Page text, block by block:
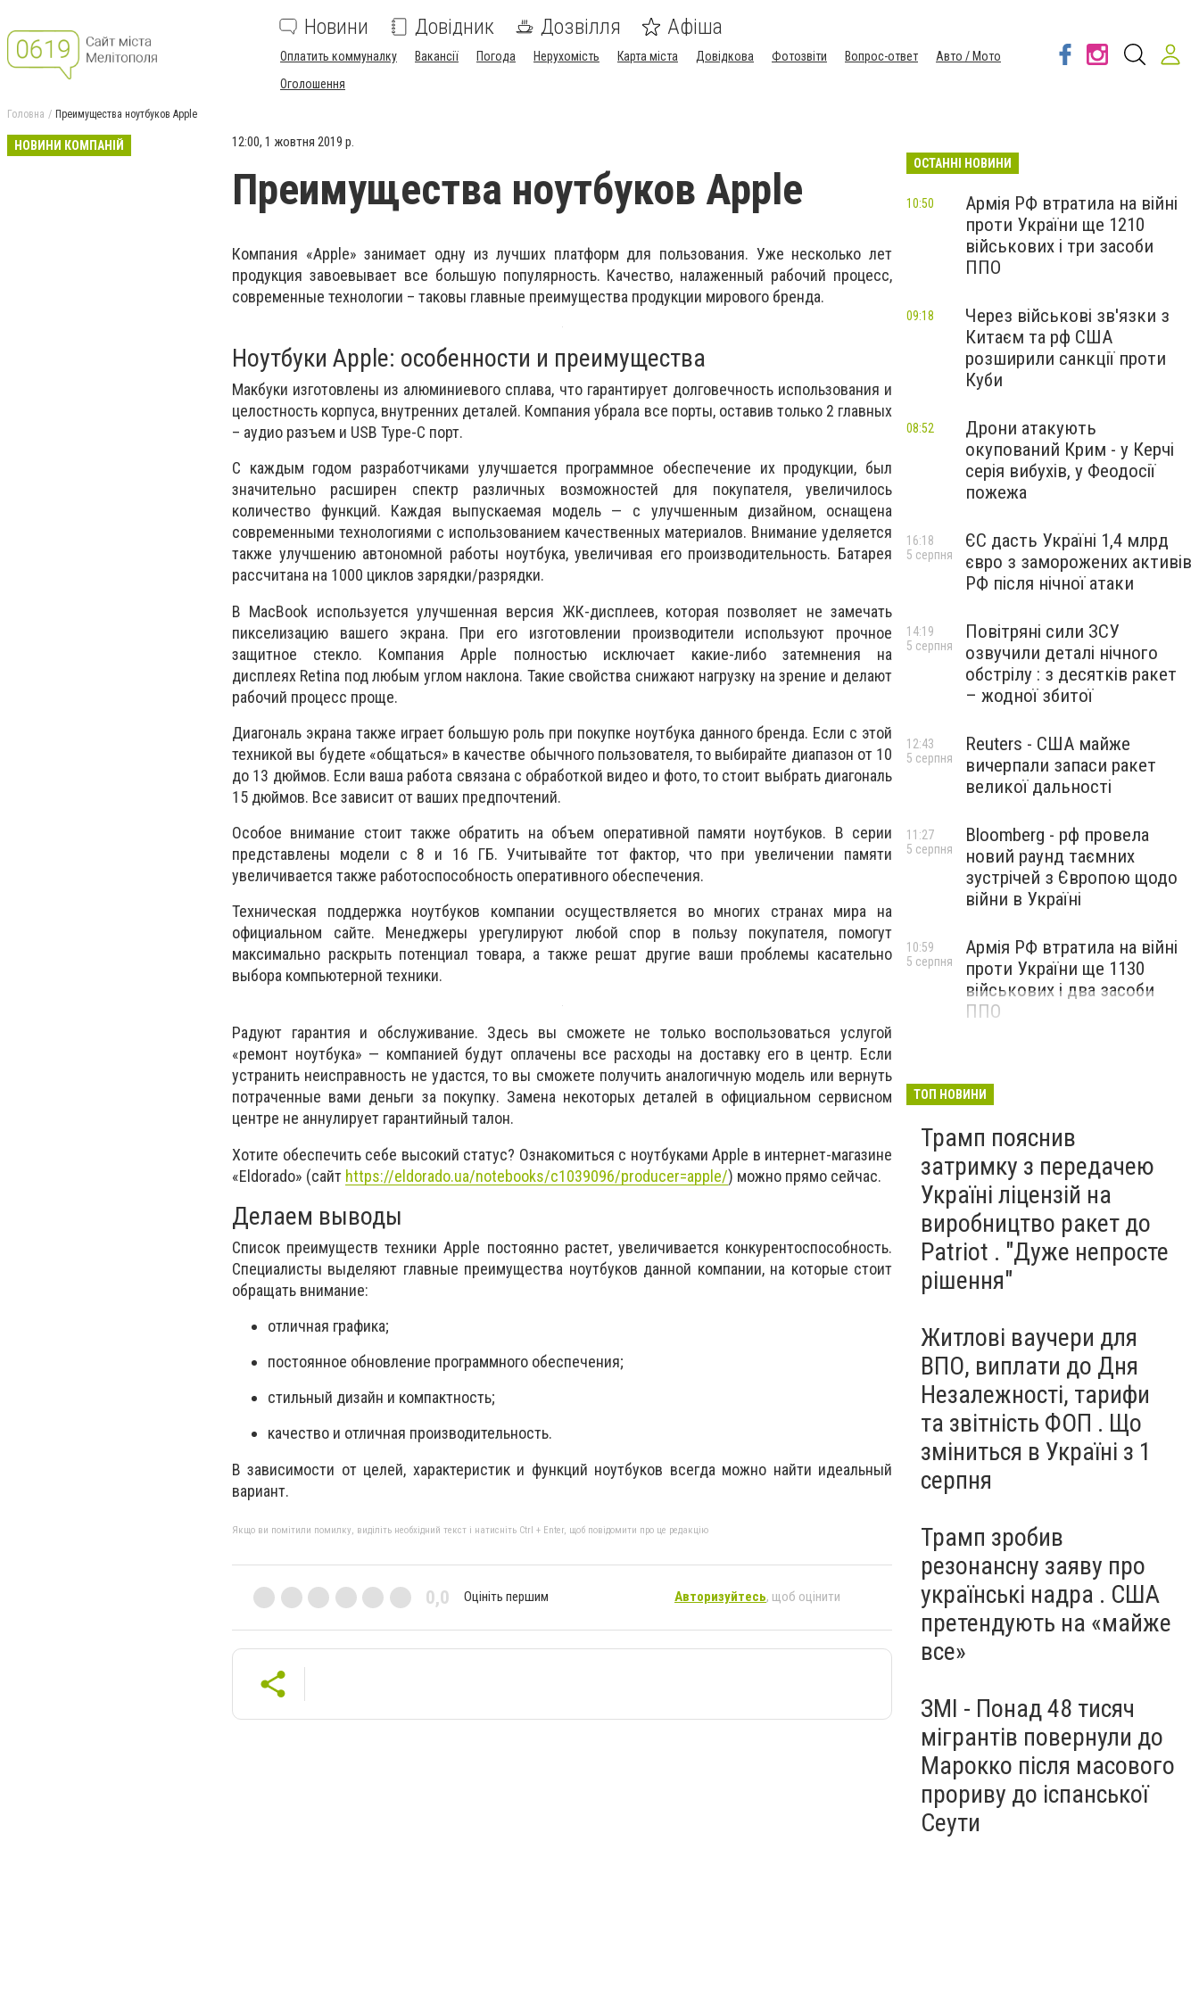
Новини Довідник Дозвілля Афіша
Оплатить коммуналку Вакансії Погода Нерухомість Карта міста Довідкова Фотозвіти Вопрос-ответ
Авто / Мото
Оголошення
Головна Преимущества ноутбуков Apple
НОВИНИ КОМПАНІЙ 12:00, 1 жовтня 2019 р.
Преимущества ноутбуков Apple
Компания «Apple» занимает одну из лучших платформ для пользования. Уже несколько лет
продукция завоевывает все большую популярность. Качество, налаженный рабочий процесс,
современные технологии – таковы главные преимущества продукции мирового бренда.
Ноутбуки Apple: особенности и преимущества
Макбуки изготовлены из алюминиевого сплава, что гарантирует долговечность использования и
целостность корпуса, внутренних деталей. Компания убрала все порты, оставив только 2 главных
– аудио разъем и USB Type-C порт.
С каждым годом разработчиками улучшается программное обеспечение их продукции, был
значительно расширен спектр различных возможностей для покупателя, увеличилось
количество функций. Каждая выпускаемая модель — с улучшенным дизайном, оснащена
современными технологиями с использованием качественных материалов. Внимание уделяется
также улучшению автономной работы ноутбука, увеличивая его производительность. Батарея
рассчитана на 1000 циклов зарядки/разрядки.
В MacBook используется улучшенная версия ЖК-дисплеев, которая позволяет не замечать
пикселизацию вашего экрана. При его изготовлении производители используют прочное
защитное стекло. КомпанияApple полностью исключает какие-либо затемнения на
дисплеях Retina под любым углом наклона. Такие свойства снижают нагрузку на зрение и делают
рабочий процесс проще.
Диагональ экрана также играет большую роль при покупке ноутбука данного бренда. Если с этой
техникой вы будете «общаться» в качестве обычного пользователя, то выбирайте диапазон от 10
до 13 дюймов. Если ваша работа связана с обработкой видео и фото, то стоит выбрать диагональ
15 дюймов. Все зависит от ваших предпочтений.
Особое внимание стоит также обратить на объем оперативной памяти ноутбуков. В серии
представлены модели с 8 и 16 ГБ. Учитывайте тот фактор, что при увеличении памяти
увеличивается также работоспособность оперативного обеспечения.
Техническая поддержка ноутбуков компании осуществляется во многих странах мира на
официальном сайте. Менеджеры урегулируют любой спор в пользу покупателя, помогут
максимально раскрыть потенциал товара, а также решат другие ваши проблемы касательно
выбора компьютерной техники.
Радуют гарантия и обслуживание. Здесь вы сможете не только воспользоваться услугой
«ремонт ноутбука» — компанией будут оплачены все расходы на доставку его в центр. Если
устранить неисправность не удастся, то вы сможете получить аналогичную модель или вернуть
потраченные вами деньги за покупку. Замена некоторых деталей в официальном сервисном
центре не аннулирует гарантийный талон.
Хотите обеспечить себе высокий статус? Ознакомиться с ноутбуками Apple в интернет-магазине
«Eldorado» (сайт https://eldorado.ua/notebooks/c1039096/producer=apple/) можно прямо сейчас.
Делаем выводы
Список преимуществ техникиApple постоянно растет, увеличивается конкурентоспособность.
Специалисты выделяют главные преимущества ноутбуков данной компании, на которые стоит
обращать внимание:
отличная графика;
постоянное обновление программного обеспечения;
стильный дизайн и компактность;
качество и отличная производительность.
В зависимости от целей, характеристик и функций ноутбуков всегда можно найти идеальный
вариант.
Якщо ви помітили помилку, виділіть необхідний текст і натисніть Ctrl + Enter, щоб повідомити про це редакцію
0,0 Оцініть першим Авторизуйтесь, щоб оцінити
ОСТАННІ НОВИНИ
Армія РФ втратила на війні
проти України ще 1210
військових і три засоби
ППО
10:50
Через військові зв'язки з
Китаєм та рф США
розширили санкції проти
Куби
09:18
Дрони атакують
окупований Крим - у Керчі
серія вибухів, у Феодосії
пожежа
08:52
ЄС дасть Україні 1,4 млрд
євро з заморожених активів
РФ після нічної атаки
16:18
5 серпня
Повітряні сили ЗСУ
озвучили деталі нічного
обстрілу : з десятків ракет
– жодної збитої
14:19
5 серпня
Reuters - США майже
вичерпали запаси ракет
великої дальності
12:43
5 серпня
Bloomberg - рф провела
новий раунд таємних
зустрічей з Європою щодо
війни в Україні
11:27
5 серпня
Армія РФ втратила на війні
проти України ще 1130
військових і два засоби
ППО
10:59
5 серпня
ТОП НОВИНИ
Трамп пояснив
затримку з передачею
Україні ліцензій на
виробництво ракет до
Patriot . "Дуже непросте
рішення"
Житлові ваучери для
ВПО, виплати до Дня
Незалежності, тарифи
та звітність ФОП . Що
зміниться в Україні з 1
серпня
Трамп зробив
резонансну заяву про
українські надра . США
претендують на «майже
все»
ЗМІ - Понад 48 тисяч
мігрантів повернули до
Марокко після масового
прориву до іспанської
Сеути